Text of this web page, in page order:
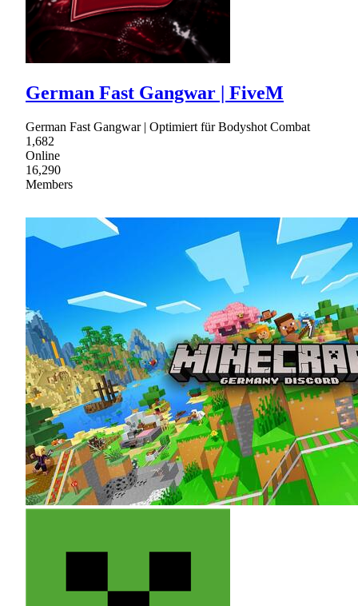
German Fast Gangwar | FiveM
German Fast Gangwar | Optimiert für Bodyshot Combat
1,682
Online
16,290
Members